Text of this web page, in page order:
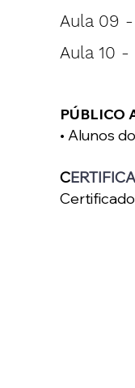
Aula 09 -
Aula 10 -
PÚBLICO
• Alunos
C